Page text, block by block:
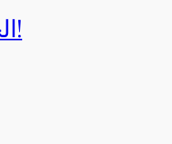
الجولة النهائية لبطولة إيزي كارت 2025!